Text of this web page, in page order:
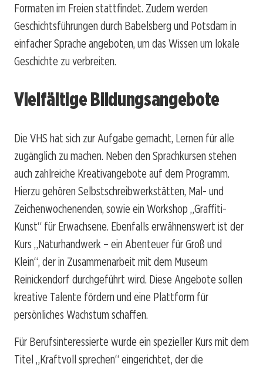
Formaten im Freien stattfindet. Zudem werden
Geschichtsführungen durch Babelsberg und Potsdam in
einfacher Sprache angeboten, um das Wissen um lokale
Geschichte zu verbreiten.
Vielfältige Bildungsangebote
Die VHS hat sich zur Aufgabe gemacht, Lernen für alle
zugänglich zu machen. Neben den Sprachkursen stehen
auch zahlreiche Kreativangebote auf dem Programm.
Hierzu gehören Selbstschreibwerkstätten, Mal- und
Zeichenwochenenden, sowie ein Workshop „Graffiti-
Kunst“ für Erwachsene. Ebenfalls erwähnenswert ist der
Kurs „Naturhandwerk – ein Abenteuer für Groß und
Klein“, der in Zusammenarbeit mit dem Museum
Reinickendorf durchgeführt wird. Diese Angebote sollen
kreative Talente fördern und eine Plattform für
persönliches Wachstum schaffen.
Für Berufsinteressierte wurde ein spezieller Kurs mit dem
Titel „Kraftvoll sprechen“ eingerichtet, der die